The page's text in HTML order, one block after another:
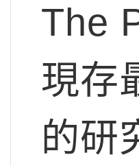
The
現存
的研